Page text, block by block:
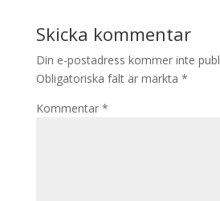
Skicka kommentar
Din e-postadress kommer inte
Obligatoriska fält är märkta *
Kommentar *